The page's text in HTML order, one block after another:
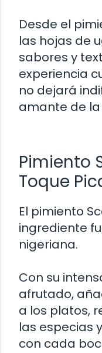
Desde el
las hojas de
sabores y
experiencia
no dejará
amante de
Pimiento
Toque
El pimiento
ingrediente
nigeriana.
Con su
afrutado,
a los platos,
las especias
con cada